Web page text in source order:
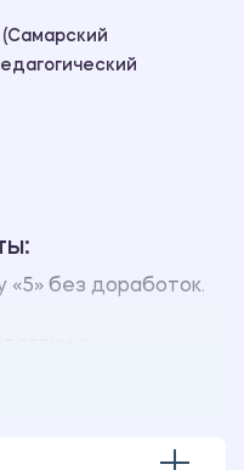
без доработок.
заведения.